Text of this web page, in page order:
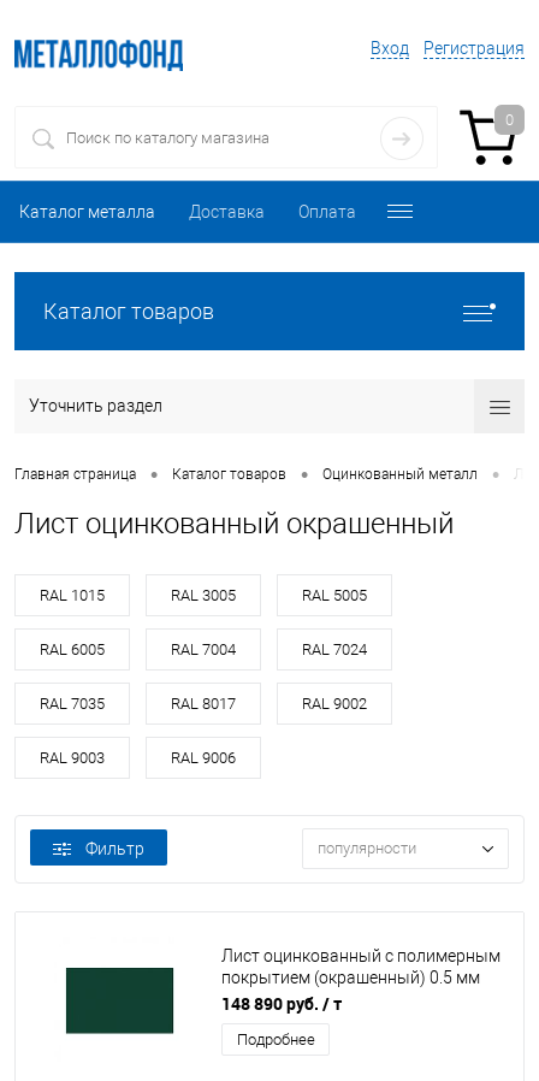
Вход Регистрация
0
Каталог металла Доставка Оплата
Каталог товаров
Уточнить раздел
Главная страница • Каталог товаров • Оцинкованный металл •
Лист оцинкованный окрашенный
RAL 1015 RAL 3005 RAL 5005
RAL 6005 RAL 7004 RAL 7024
RAL 7035 RAL 8017 RAL 9002
RAL 9003 RAL 9006
Фильтр популярности
Лист оцинкованный с полимерным
покрытием (окрашенный) 0.5 мм
RAL 6005
148 890 руб. / т
Подробнее